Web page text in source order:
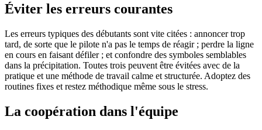
Éviter les erreurs courantes
Les erreurs typiques des débutants sont vite citées : annoncer trop
tard, de sorte que le pilote n'a pas le temps de réagir ; perdre la ligne
en cours en faisant défiler ; et confondre des symboles semblables
dans la précipitation. Toutes trois peuvent être évitées avec de la
pratique et une méthode de travail calme et structurée. Adoptez des
routines fixes et restez méthodique même sous le stress.
La coopération dans l'équipe